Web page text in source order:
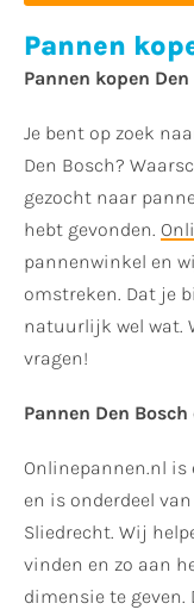
Pannen
Pannen kopen Den
Je bent op zoek
Den Bosch?
gezocht naar
hebt gevonden.
pannenwinkel en
omstreken. Dat je
natuurlijk wel wat.
vragen!
Pannen Den Bosch
Onlinepannen.nl is
en is onderdeel van
Sliedrecht. Wij
vinden en zo aan
dimensie te geven.